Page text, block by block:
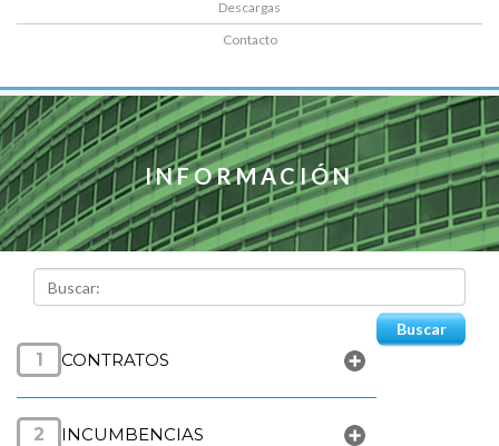
Descargas
Contacto
INFORMACIÓN
1 CONTRATOS
2 INCUMBENCIAS